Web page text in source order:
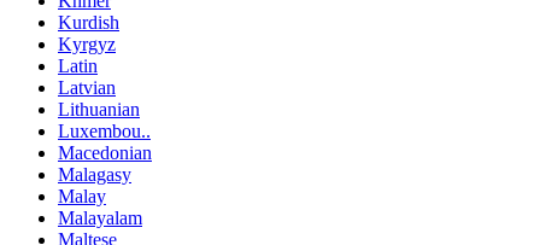
Kurdish
Kyrgyz
Latin
Latvian
Lithuanian
Luxembou..
Macedonian
Malagasy
Malay
Malayalam
Maltese